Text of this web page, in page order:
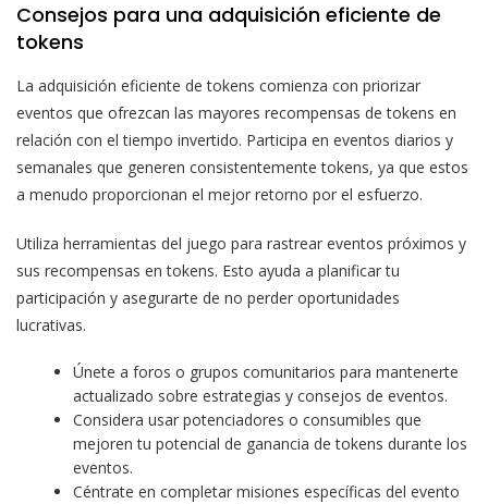
Consejos para una adquisición eficiente de
tokens
La adquisición eficiente de tokens comienza con priorizar
eventos que ofrezcan las mayores recompensas de tokens en
relación con el tiempo invertido. Participa en eventos diarios y
semanales que generen consistentemente tokens, ya que estos
a menudo proporcionan el mejor retorno por el esfuerzo.
Utiliza herramientas del juego para rastrear eventos próximos y
sus recompensas en tokens. Esto ayuda a planificar tu
participación y asegurarte de no perder oportunidades
lucrativas.
Únete a foros o grupos comunitarios para mantenerte
actualizado sobre estrategias y consejos de eventos.
Considera usar potenciadores o consumibles que
mejoren tu potencial de ganancia de tokens durante los
eventos.
Céntrate en completar misiones específicas del evento